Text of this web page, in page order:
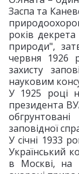
Заспа та
років
природи",
червня 1926
захисту
науковим
У 1925 році
президента
заповідної
У січні 1933
Український
в Москві, на